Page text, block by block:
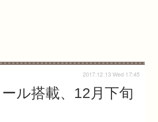
ル搭載、12月下旬
2017.12.13 Wed 17:45